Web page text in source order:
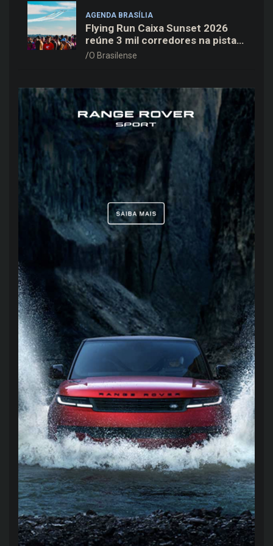
AGENDA BRASÍLIA
Flying Run Caixa Sunset 2026
reúne 3 mil corredores na pista
do Aeroporto de Brasília neste
O Brasilense